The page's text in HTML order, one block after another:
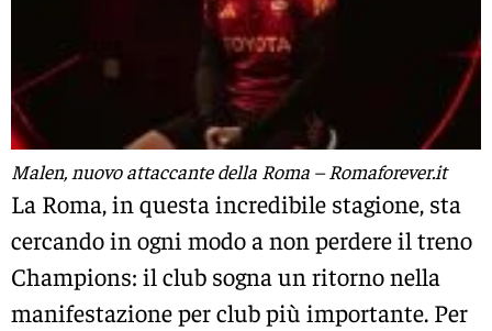
Malen, nuovo attaccante della Roma – Romaforever.it
La Roma, in questa incredibile stagione, sta
cercando in ogni modo a non perdere il treno
Champions: il club sogna un ritorno nella
manifestazione per club più importante. Per